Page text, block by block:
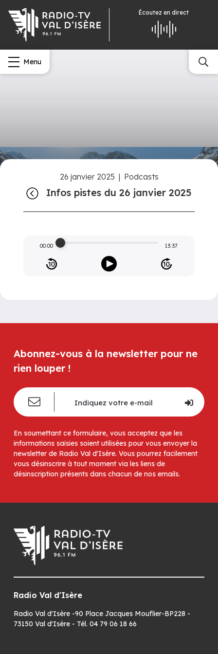
Écoutez en direct
Menu
26 janvier 2025 | Podcasts
Infos pistes du 26 janvier 2025
00:00 13:37
Abonnez-vous à la newsletter pour ne
rien louper !
En soumettant ce formulaire, vous acceptez que les
informations saisies soient utilisées pour vous envoyer la
newsletter de Radio Val d'Isère. Vous pourrez facilement
vous désinscrire à tout moment via les liens de
désinscription présents dans chacun de nos emails.
Radio Val d'Isère
Radio Val d'Isère -90 Place Jacques Mouflier-BP228 -
73150 Val d'Isère - Tél. 04 79 06 18 66